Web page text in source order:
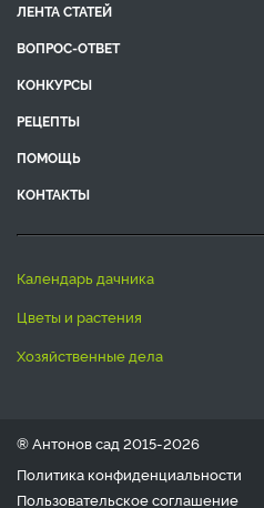
ЛЕНТА СТАТЕЙ
ВОПРОС-ОТВЕТ
КОНКУРСЫ
РЕЦЕПТЫ
ПОМОЩЬ
КОНТАКТЫ
календарь дачника
цветы и растения
хозяйственные дела
® Антонов сад 2015-2026
Политика конфиденциальности
Пользовательское соглашение